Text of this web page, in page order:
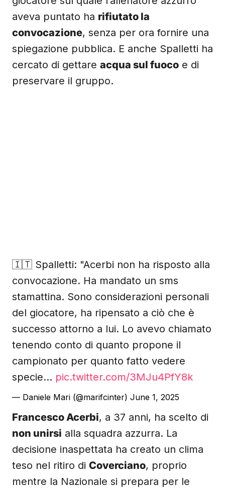
aveva puntato ha rifiutato la
convocazione, senza per ora fornire una
spiegazione pubblica. E anche Spalletti ha
cercato di gettare acqua sul fuoco e di
preservare il gruppo.
🇮🇹 Spalletti: "Acerbi non ha risposto alla
convocazione. Ha mandato un sms
stamattina. Sono considerazioni personali
del giocatore, ha ripensato a ciò che è
successo attorno a lui. Lo avevo chiamato
tenendo conto di quanto propone il
campionato per quanto fatto vedere
specie… pic.twitter.com/3MJu4PfY8k
— Daniele Mari (@marifcinter) June 1, 2025
Francesco Acerbi, a 37 anni, ha scelto di
non unirsi alla squadra azzurra. La
decisione inaspettata ha creato un clima
teso nel ritiro di Coverciano, proprio
mentre la Nazionale si prepara per le